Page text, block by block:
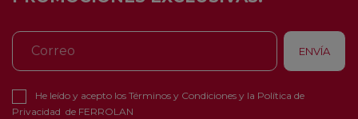
He leído y acepto los Términos y Condiciones y la Política de
Privacidad de FERROLAN